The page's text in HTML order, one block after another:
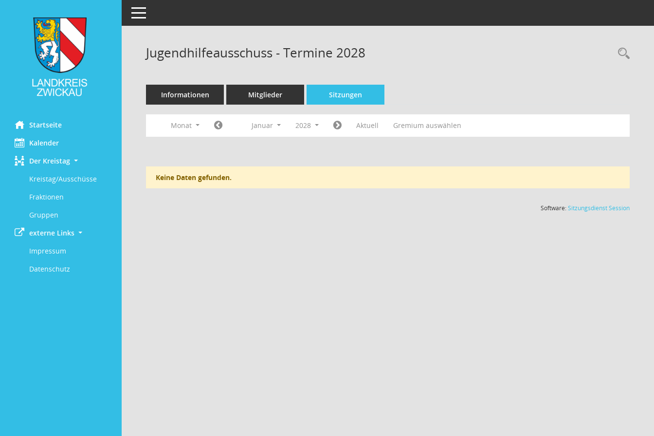
Startseite
Kalender
Der Kreistag
Kreistag/Ausschüsse
Fraktionen
Gruppen
externe Links
Impressum
Datenschutz
Toggle navigation
Jugendhilfeausschuss - Termine 2028
Informationen Mitglieder Sitzungen
Monat Januar 2028 Aktuell Gremium auswählen
Keine Daten gefunden.
Software:SitzungsdienstSession(Wird in